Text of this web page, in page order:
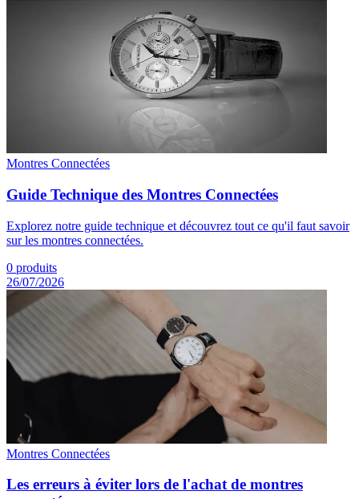
Montres Connectées
Guide Technique des Montres Connectées
Explorez notre guide technique et découvrez tout ce qu'il faut savoir
sur les montres connectées.
0 produits
26/07/2026
Montres Connectées
Les erreurs à éviter lors de l'achat de montres